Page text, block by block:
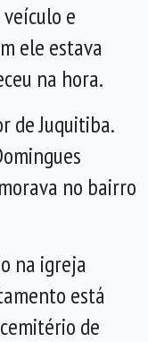
e
ele estava
na hora.
de Juquitiba.
no bairro
na igreja
está
de